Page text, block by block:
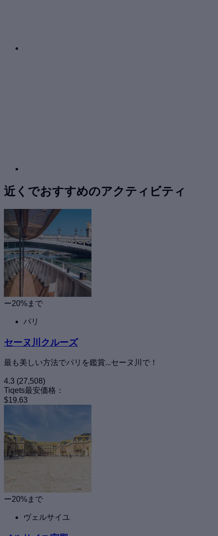
近くでおすすめのアクティビティ
ー20%まで
パリ
セーヌ川クルーズ
最も美しい方法でパリを鑑賞...セーヌ川で！
4.3 (27,508)
Tiqets最安価格：
$19.63
ー20%まで
ヴェルサイユ